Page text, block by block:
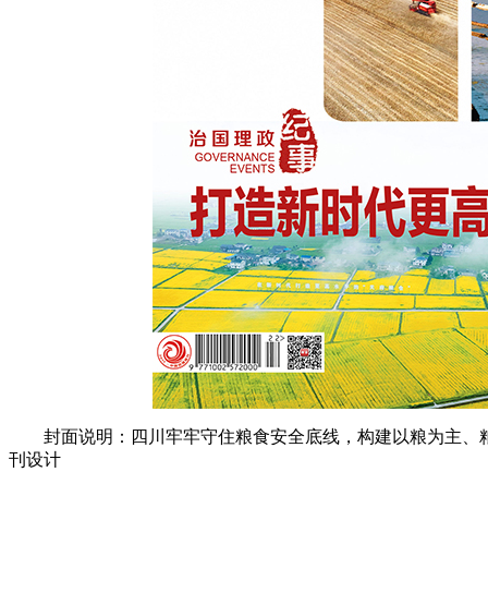
封面说明：四川牢牢守住粮食安全底线，构建以粮为主
刊设计